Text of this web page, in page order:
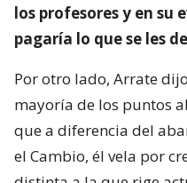
los profesores y en su
pagaría lo que se les
Por otro lado, Arrate
mayoría de los puntos
que a diferencia del
el Cambio, él vela por